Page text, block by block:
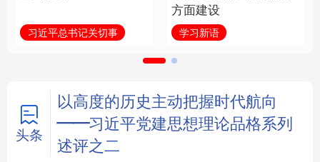
学术中国 乡村振兴 银龄 溯源中国
城市 旅游 能源 会展
习近平总书记关切事
方面建设
学习新语
头条
以高度的历史主动把握时代航向
——习近平党建思想理论品格系列
述评之二